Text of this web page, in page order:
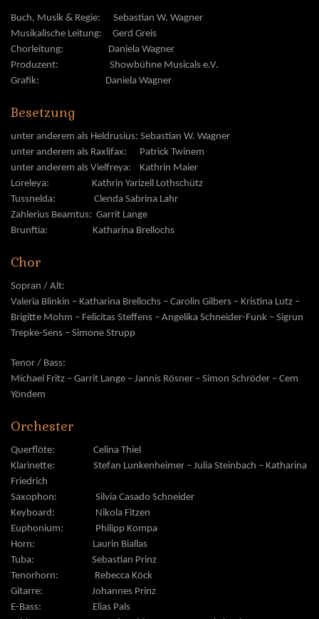
Buch, Musik & Regie: Sebastian W. Wagner
Musikalische Leitung: Gerd Greis
Chorleitung: Daniela Wagner
Produzent: Showbühne Musicals e.V.
Grafik: Daniela Wagner
Besetzung
unter anderem als Heldrusius: Sebastian W. Wagner
unter anderem als Raxlifax:
Patrick Twinem
unter anderem als Vielfreya:
Kathrin Maier
Loreleya: Kathrin Yarizell Lothschütz
Tussnelda:
Clenda Sabrina Lahr
Zahlerius Beamtus: Garrit Lange
Brunftia: Katharina Brellochs
Chor
Sopran / Alt:
Valeria Blinkin – Katharina Brellochs – Carolin Gilbers – Kristina Lutz –
Brigitte Mohm – Felicitas Steffens – Angelika Schneider-Funk – Sigrun
Trepke-Sens – Simone Strupp
Tenor / Bass:
Michael Fritz – Garrit Lange – Jannis Rösner – Simon Schröder – Cem
Yöndem
Orchester
Querflöte: Celina Thiel
Klarinette: Stefan Lunkenheimer – Julia Steinbach – Katharina
Friedrich
Saxophon:
Silvia Casado Schneider
Keyboard: Nikola Fitzen
Euphonium: Philipp Kompa
Horn: Laurin Biallas
Tuba:
Sebastian Prinz
Tenorhorn:
Rebecca Köck
Gitarre:
Johannes Prinz
E-Bass: Elias Pals